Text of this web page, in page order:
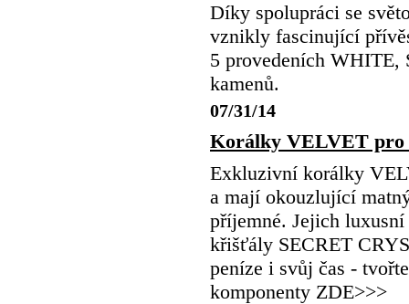
Díky spolupráci se
vznikly fascinující
5 provedeních
kamenů.
07/31/14
Korálky VELVET
Exkluzivní korálky
a mají okouzlující
příjemné. Jejich
křišťály SECRET
peníze i svůj čas -
komponenty ZDE>>>